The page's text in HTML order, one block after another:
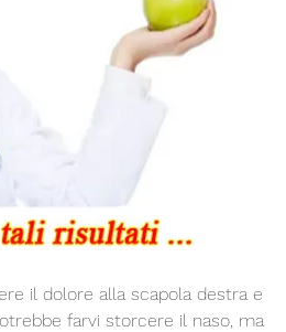
il dolore alla scapola destra e
farvi storcere il naso, ma